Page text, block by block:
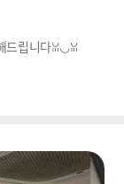
립니다ꈍ◡ꈍ